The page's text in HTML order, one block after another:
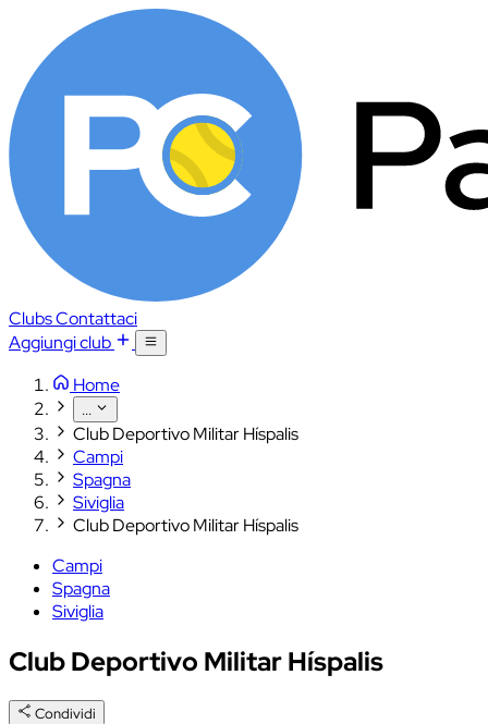
ClubsContattaci
Aggiungi club
Home
...
Club Deportivo Militar Híspalis
Campi
Spagna
Siviglia
Club Deportivo Militar Híspalis
Campi
Spagna
Siviglia
Club Deportivo Militar Híspalis
Condividi